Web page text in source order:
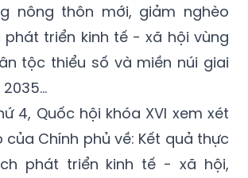
nông thôn mới, giảm nghèo
phát triển kinh tế - xã hội vùng
tộc thiểu số và miền núi giai
4, Quốc hội khóa XVI xem xét
Chính phủ về: Kết quả thực
phát triển kinh tế - xã hội,